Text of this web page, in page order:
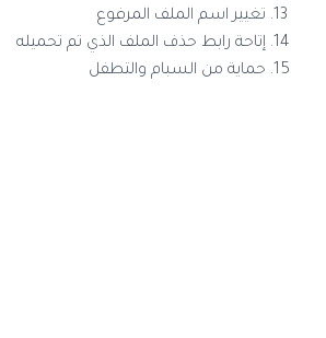
تغيير اسم الملف المرفوع
إتاحة رابط حذف الملف الذي تم تحميله
حماية من السبام والتطفل